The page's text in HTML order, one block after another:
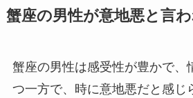
蟹座の男性が意地悪と言
蟹座の男性は感受性が豊かで、
つ一方で、時に意地悪だと感じ